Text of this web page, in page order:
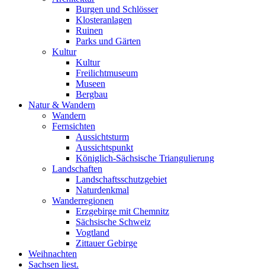
Burgen und Schlösser
Klosteranlagen
Ruinen
Parks und Gärten
Kultur
Kultur
Freilichtmuseum
Museen
Bergbau
Natur & Wandern
Wandern
Fernsichten
Aussichtsturm
Aussichtspunkt
Königlich-Sächsische Triangulierung
Landschaften
Landschaftsschutzgebiet
Naturdenkmal
Wanderregionen
Erzgebirge mit Chemnitz
Sächsische Schweiz
Vogtland
Zittauer Gebirge
Weihnachten
Sachsen liest.